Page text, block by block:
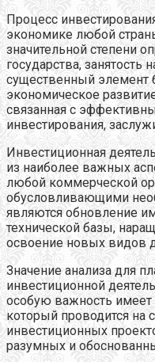
Процесс
экономике любой
значительной степени
государства, занятость
существенный элемент
экономическое
связанная с
инвестирования,
Инвестиционная
из наиболее важных
любой коммерческой
обусловливающими
являются обновление
технической базы,
освоение новых видов
Значение анализа для
инвестиционной
особую важность имеет
который проводится на
инвестиционных
разумных и